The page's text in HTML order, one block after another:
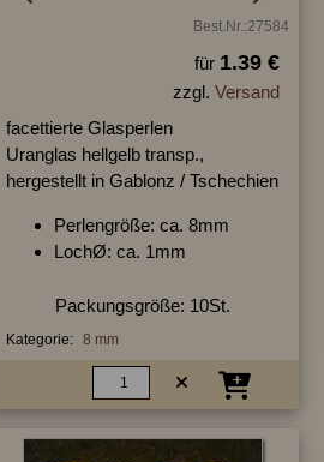
Best.Nr.:27584
für 1.39 €
zzgl. Versand
facettierte Glasperlen
Uranglas hellgelb transp.,
hergestellt in Gablonz / Tschechien
Perlengröße: ca. 8mm
LochØ: ca. 1mm
Packungsgröße: 10St.
Kategorie: 8 mm